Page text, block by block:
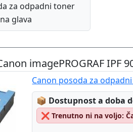
za odpadni toner
glava
imagePROGRAF IPF
Canon posoda za
📦 Lagerstatus:
Dostupnost a doba
❌ Trenutno ni na voljo: